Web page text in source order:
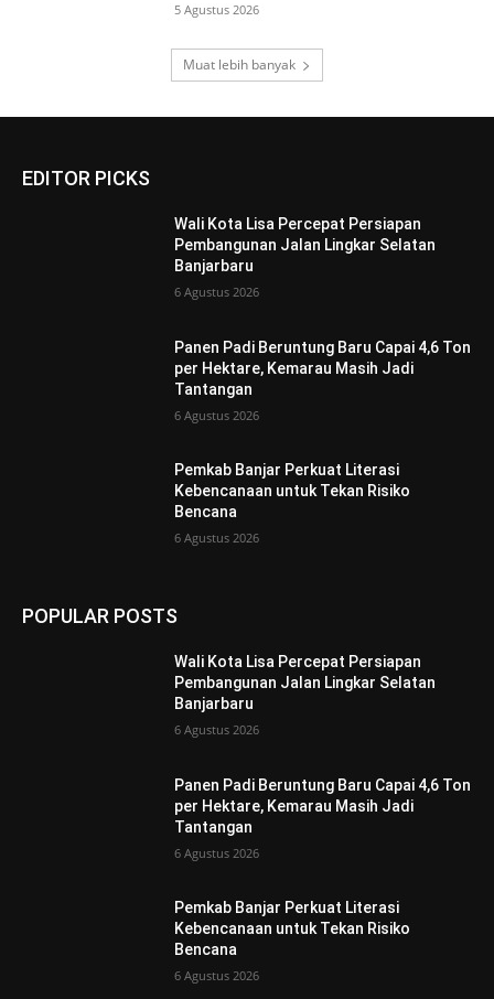
5 Agustus 2026
Muat lebih banyak
EDITOR PICKS
Wali Kota Lisa Percepat Persiapan
Pembangunan Jalan Lingkar Selatan
Banjarbaru
6 Agustus 2026
Panen Padi Beruntung Baru Capai 4,6 Ton
per Hektare, Kemarau Masih Jadi
Tantangan
6 Agustus 2026
Pemkab Banjar Perkuat Literasi
Kebencanaan untuk Tekan Risiko
Bencana
6 Agustus 2026
POPULAR POSTS
Wali Kota Lisa Percepat Persiapan
Pembangunan Jalan Lingkar Selatan
Banjarbaru
6 Agustus 2026
Panen Padi Beruntung Baru Capai 4,6 Ton
per Hektare, Kemarau Masih Jadi
Tantangan
6 Agustus 2026
Pemkab Banjar Perkuat Literasi
Kebencanaan untuk Tekan Risiko
Bencana
6 Agustus 2026